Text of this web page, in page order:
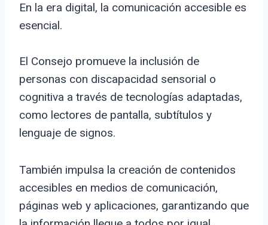
En la era digital, la comunicación accesible es
esencial.
El Consejo promueve la inclusión de
personas con discapacidad sensorial o
cognitiva a través de tecnologías adaptadas,
como lectores de pantalla, subtítulos y
lenguaje de signos.
También impulsa la creación de contenidos
accesibles en medios de comunicación,
páginas web y aplicaciones, garantizando que